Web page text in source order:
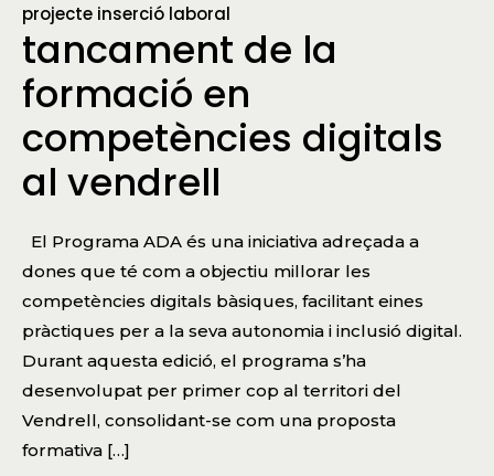
projecte inserció laboral
tancament de la
formació en
competències digitals
al vendrell
El Programa ADA és una iniciativa adreçada a
dones que té com a objectiu millorar les
competències digitals bàsiques, facilitant eines
pràctiques per a la seva autonomia i inclusió digital.
Durant aquesta edició, el programa s’ha
desenvolupat per primer cop al territori del
Vendrell, consolidant-se com una proposta
formativa […]